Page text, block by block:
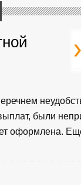
были
оформлена.